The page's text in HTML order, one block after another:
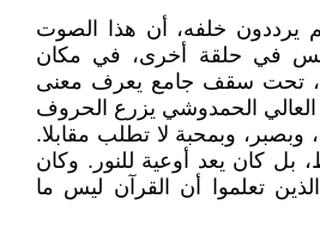
يرددون خلفه، أن هذا الصوت
في حلقة أخرى، في مكان
تحت سقف جامع يعرف معنى
الحمدوشي يزرع الحروف
وبصبر، وبمحبة لا تطلب مقابلا.
بل كان يعد أوعية للنور. وكان
تعلموا أن القرآن ليس ما